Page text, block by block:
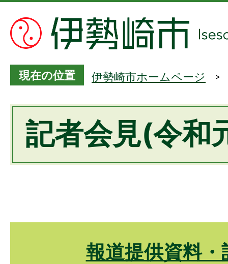
現在の位置 伊勢崎市ホームページ
記者会見(令和
報道提供資料・